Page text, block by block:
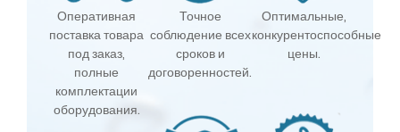
Оперативная
поставка товара
под заказ,
полные
комплектации
оборудования.
Точное
соблюдение всех
сроков и
договоренностей.
Оптимальные,
конкурентоспособные
цены.